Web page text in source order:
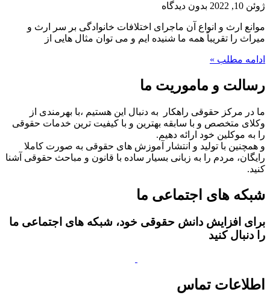
ژوئن 10, 2022 بدون دیدگاه
موانع ارث و انواع آن ماجرای اختلافات خانوادگی بر سر ارث و
میراث را تقریباً همه ما شنیده ایم و می توان مثال هایی از
ادامه مطلب »
رسالت و ماموریت ما
ما در مرکز حقوقی راهکار به دنبال این هستیم ،با بهرمندی از
وکلای متخصص و با سابقه بهترین و با کیفیت ترین خدمات حقوقی
را به موکلین خود ارائه دهیم.
و همچنین با تولید و انتشار آموزش های حقوقی به صورت کاملا
رایگان، مردم را به زبانی بسیار ساده با قانون و مباحث حقوقی آشنا
کنید.
شبکه های اجتماعی ما
برای افزایش دانش حقوقی خود، شبکه های اجتماعی ما
را دنبال کنید
اطلاعات تماس